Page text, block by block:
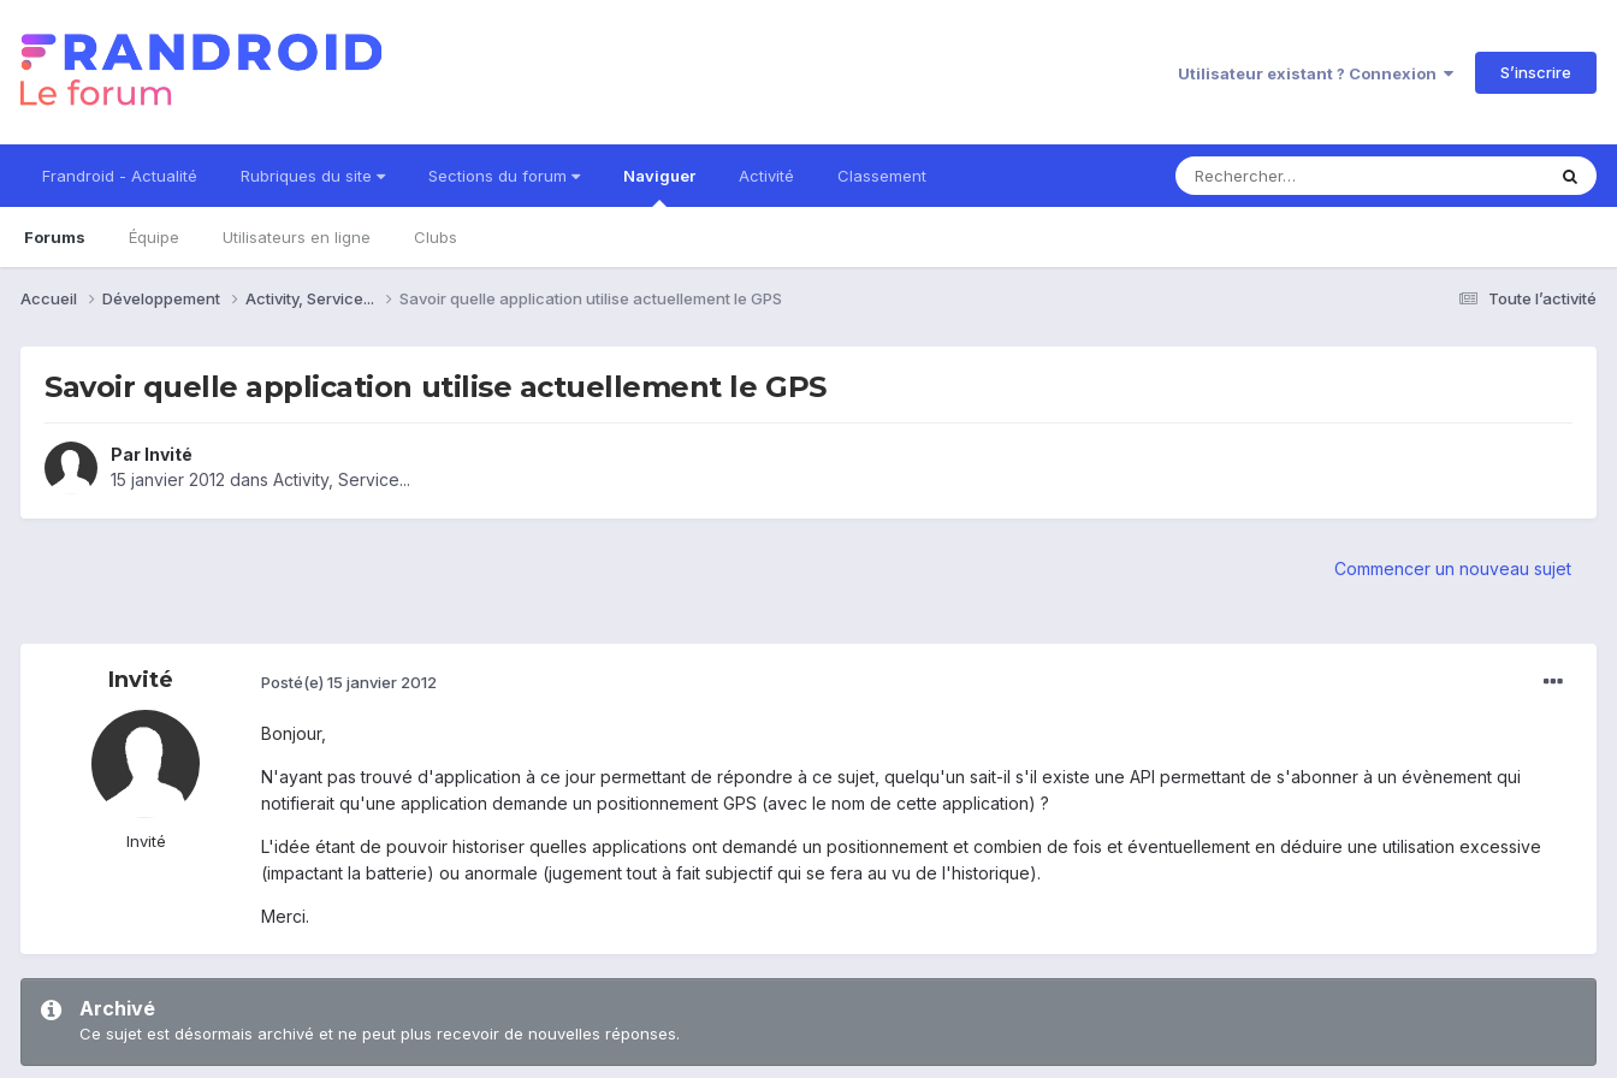
Utilisateur existant ? Connexion S’inscrire
Frandroid - Actualité Rubriques du site Sections du forum Naviguer
Forums Équipe Utilisateurs en ligne Clubs
Activité Classement
Toute l’activité
Accueil Développement Activity, Service... Savoir quelle application utilise actuellement le GPS
Savoir quelle application utilise actuellement le GPS
Par Invité
15 janvier 2012 dans Activity, Service...
Commencer un nouveau sujet
Invité
Invité
Posté(e) 15 janvier 2012
Bonjour,
N'ayant pas trouvé d'application à ce jour permettant de répondre à ce sujet, quelqu'un sait-il s'il existe une API permettant de s'abonner à un évènement qui
notifierait qu'une application demande un positionnement GPS (avec le nom de cette application) ?
L'idée étant de pouvoir historiser quelles applications ont demandé un positionnement et combien de fois et éventuellement en déduire une utilisation excessive
(impactant la batterie) ou anormale (jugement tout à fait subjectif qui se fera au vu de l'historique).
Merci.
Archivé
Ce sujet est désormais archivé et ne peut plus recevoir de nouvelles réponses.